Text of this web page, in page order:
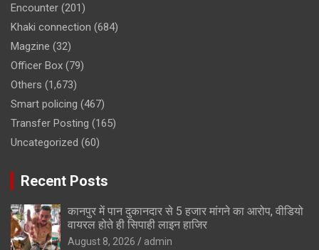
Encounter (201)
Khaki connection (684)
Magzine (32)
Officer Box (79)
Others (1,673)
Smart policing (467)
Transfer Posting (165)
Uncategorized (60)
Recent Posts
कानपुर में पान दुकानदार से 5 हजार मांगने का आरोप, वीडियो
वायरल होते ही सिपाही लाइन हाजिर
August 8, 2026 admin